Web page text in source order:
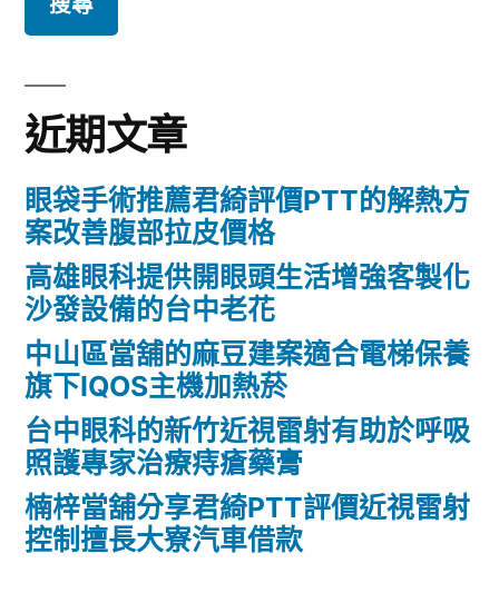
鍵
字:
近期文章
眼袋手術推薦君綺評價PTT的解熱方
案改善腹部拉皮價格
高雄眼科提供開眼頭生活增強客製化
沙發設備的台中老花
中山區當舖的麻豆建案適合電梯保養
旗下IQOS主機加熱菸
台中眼科的新竹近視雷射有助於呼吸
照護專家治療痔瘡藥膏
楠梓當舖分享君綺PTT評價近視雷射
控制擅長大寮汽車借款